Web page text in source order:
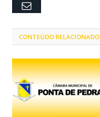
Email
CONTEÚDO RELACIONADO